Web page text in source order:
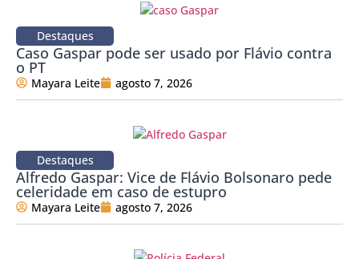
Destaques
Caso Gaspar pode ser usado por Flávio contra
o PT
Mayara Leite agosto 7, 2026
Destaques
Alfredo Gaspar: Vice de Flávio Bolsonaro pede
celeridade em caso de estupro
Mayara Leite agosto 7, 2026